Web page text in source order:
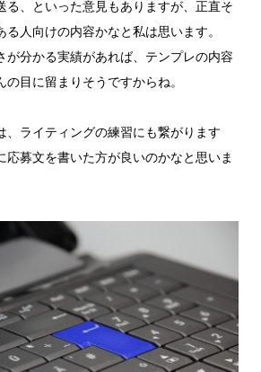
る、といった意見もありますが、正直そ
人向けの内容かなと私は思います。
が分かる実績があれば、テンプレの内容
の目に留まりそうですからね。
、ライティングの練習にも繋がります
応募文を書いた方が良いのかなと思いま